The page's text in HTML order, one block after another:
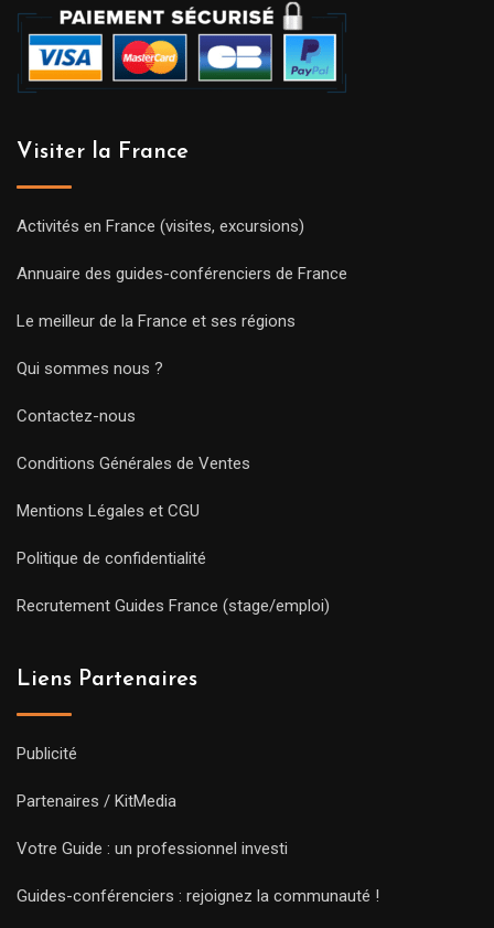
Visiter la France
Activités en France (visites, excursions)
Annuaire des guides-conférenciers de France
Le meilleur de la France et ses régions
Qui sommes nous ?
Contactez-nous
Conditions Générales de Ventes
Mentions Légales et CGU
Politique de confidentialité
Recrutement Guides France (stage/emploi)
Liens Partenaires
Publicité
Partenaires / KitMedia
Votre Guide : un professionnel investi
Guides-conférenciers : rejoignez la communauté !